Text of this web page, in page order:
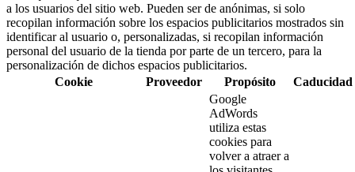
a los usuarios del sitio web. Pueden ser de anónimas, si solo
recopilan información sobre los espacios publicitarios mostrados sin
identificar al usuario o, personalizadas, si recopilan información
personal del usuario de la tienda por parte de un tercero, para la
personalización de dichos espacios publicitarios.
Cookie
Proveedor Propósito Caducidad
Google
AdWords
utiliza estas
cookies para
volver a atraer a